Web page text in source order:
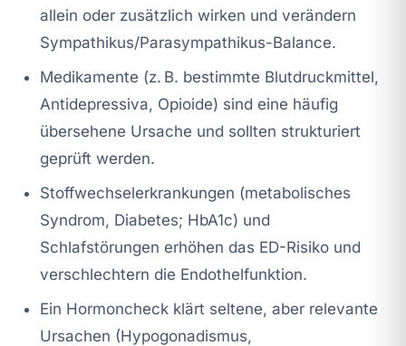
allein oder zusätzlich wirken und verändern
Sympathikus/Parasympathikus-Balance.
Medikamente (z. B. bestimmte Blutdruckmittel,
Antidepressiva, Opioide) sind eine häufig
übersehene Ursache und sollten strukturiert
geprüft werden.
Stoffwechselerkrankungen (metabolisches
Syndrom, Diabetes; HbA1c) und
Schlafstörungen erhöhen das ED-Risiko und
verschlechtern die Endothelfunktion.
Ein Hormoncheck klärt seltene, aber relevante
Ursachen (Hypogonadismus,